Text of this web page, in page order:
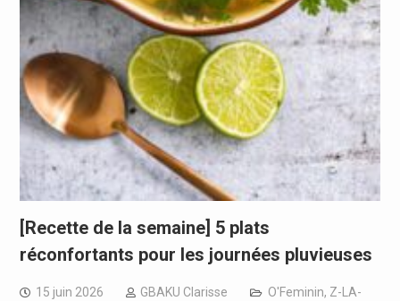
[Recette de la semaine] 5 plats
réconfortants pour les journées pluvieuses
15 juin 2026 GBAKU Clarisse O'Feminin, Z-LA-